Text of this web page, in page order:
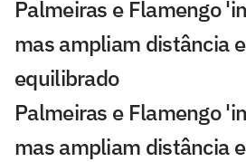
Palmeiras e Flamengo
mas ampliam distância
equilibrado
Palmeiras e Flamengo
mas ampliam distância